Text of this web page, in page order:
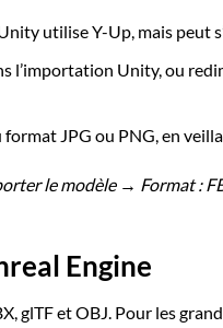
utilise Y-Up, mais peut
l’importation Unity, ou
JPG ou PNG, en
le modèle → Format :
Engine
glTF et OBJ. Pour les